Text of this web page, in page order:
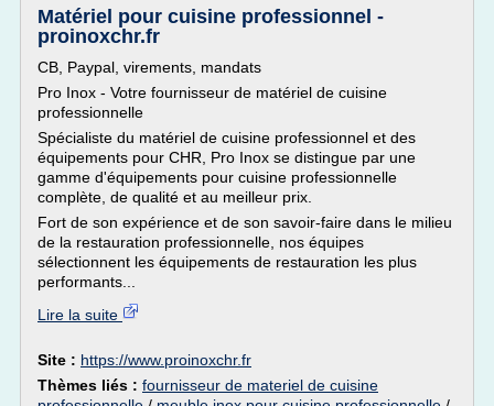
Matériel pour cuisine professionnel -
proinoxchr.fr
CB, Paypal, virements, mandats
Pro Inox - Votre fournisseur de matériel de cuisine
professionnelle
Spécialiste du matériel de cuisine professionnel et des
équipements pour CHR, Pro Inox se distingue par une
gamme d'équipements pour cuisine professionnelle
complète, de qualité et au meilleur prix.
Fort de son expérience et de son savoir-faire dans le milieu
de la restauration professionnelle, nos équipes
sélectionnent les équipements de restauration les plus
performants...
Lire la suite
Site : https://www.proinoxchr.fr
Thèmes liés : fournisseur de materiel de cuisine